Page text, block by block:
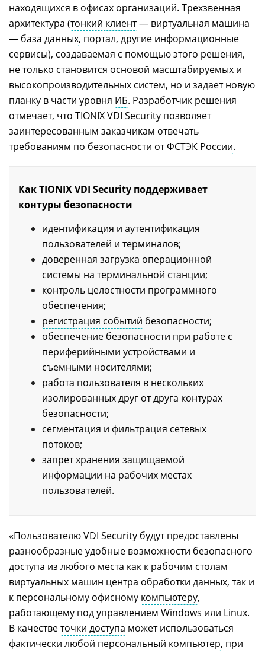
находящихся в офисах организаций. Трехзвенная
архитектура (тонкий клиент— виртуальная машина
— база данных, портал, другие информационные
сервисы), создаваемая с помощью этого решения,
не только становится основой масштабируемых и
высокопроизводительных систем, но и задает новую
планку в части уровня ИБ. Разработчик решения
отмечает, что TIONIX VDI Security позволяет
заинтересованным заказчикам отвечать
требованиям по безопасности отФСТЭК России.
Как TIONIX VDI Security поддерживает
контуры безопасности
идентификация и аутентификация
пользователей и терминалов;
доверенная загрузка операционной
системы на терминальной станции;
контроль целостности программного
обеспечения;
регистрация событий безопасности;
обеспечение безопасности при работе с
периферийными устройствами и
съемными носителями;
работа пользователя в нескольких
изолированных друг от друга контурах
безопасности;
сегментация и фильтрация сетевых
потоков;
запрет хранения защищаемой
информации на рабочих местах
пользователей.
«Пользователю VDI Security будут предоставлены
разнообразные удобные возможности безопасного
доступа из любого места как к рабочим столам
виртуальных машин центра обработки данных, так и
к персональному офисному компьютеру,
работающему под управлением Windows или Linux.
В качестветочки доступа может использоваться
фактически любой персональный компьютер, при